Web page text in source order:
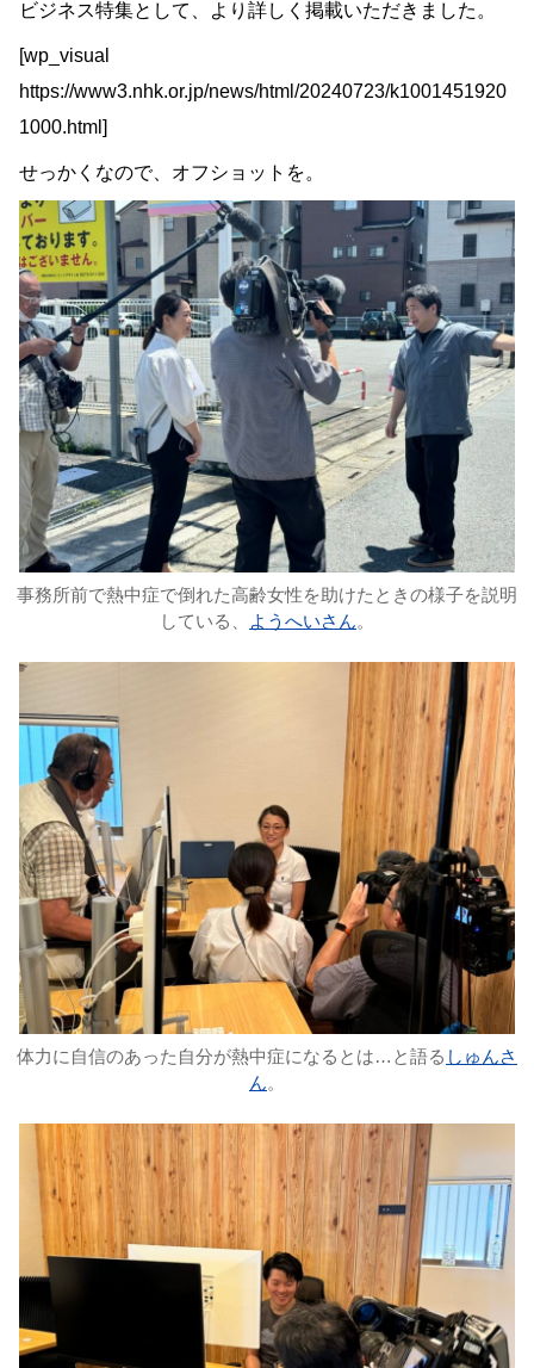
ビジネス特集として、より詳しく掲載いただきました。
[wp_visual
https://www3.nhk.or.jp/news/html/20240723/k1001451920
1000.html]
せっかくなので、オフショットを。
事務所前で熱中症で倒れた高齢女性を助けたときの様子を説明
している、
ようへいさん。
体力に自信のあった自分が熱中症になるとは…と語る しゅんさ
ん。